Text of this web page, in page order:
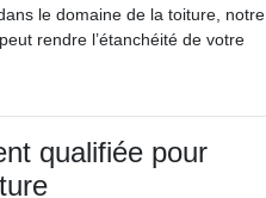
le domaine de la toiture, notre
rendre l’étanchéité de votre
qualifiée pour